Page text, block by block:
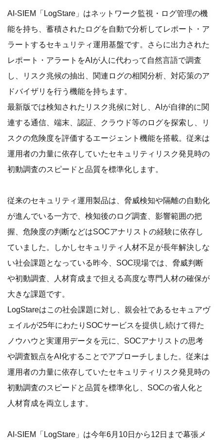
AI-SIEM「LogStare」はネットワーク監視・ログ管理の機
能を持ち、蓄積されたログを自動で分析してレポート・ア
ラートするセキュリティ運用基盤です。さらに出力された
レポート・アラートをAIが人に代わって自然言語で調査
し、リスク兆候の抽出、関連ログの相関分析、対応策のア
ドバイザリを行う機能を持ちます。
最新版では検知されたリスク兆候に対し、AIが自律的に関
連する通信、端末、認証、クラウド等のログを探索し、リ
スクの危険度を評価するエージェント機能を搭載。従来は
運用者の力量に依存していたセキュリティリスク発見時の
初動調査のスピードと品質を標準化します。
従来のセキュリティ運用製品は、脅威検知や隔離の自動化
が進んでいる一方で、検知後のログ調査、影響範囲の把
握、危険度の判断などはSOCアナリストの経験に依存し
ていました。しかしセキュリティ人材不足が長年解決しな
い社会課題となっている昨今、SOC現場では、脅威判断
や初動調査、人材育成まで担える高度な専門人材の確保が
大きな課題です。
LogStareはこの社会課題に対し、親会社であるセキュアヴ
ェイルが25年にわたりSOCサービスを提供し続けて得た
ノウハウと実運用データを元に、SOCアナリストの思考
や調査観点をAI化することでアプローチしました。従来は
運用者の力量に依存していたセキュリティリスク発見時の
初動調査のスピードと品質を標準化し、SOCの省人化と
人材育成を両立します。
AI-SIEM「LogStare」は今年6月10日から12日まで幕張メ